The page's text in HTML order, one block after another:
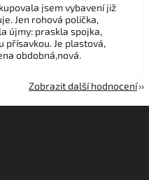
jsem vybavení již
Jen rohová polička,
újmy: praskla spojka,
přísavkou. Je plastová,
obdobná,nová.
Zobrazit další hodnocení